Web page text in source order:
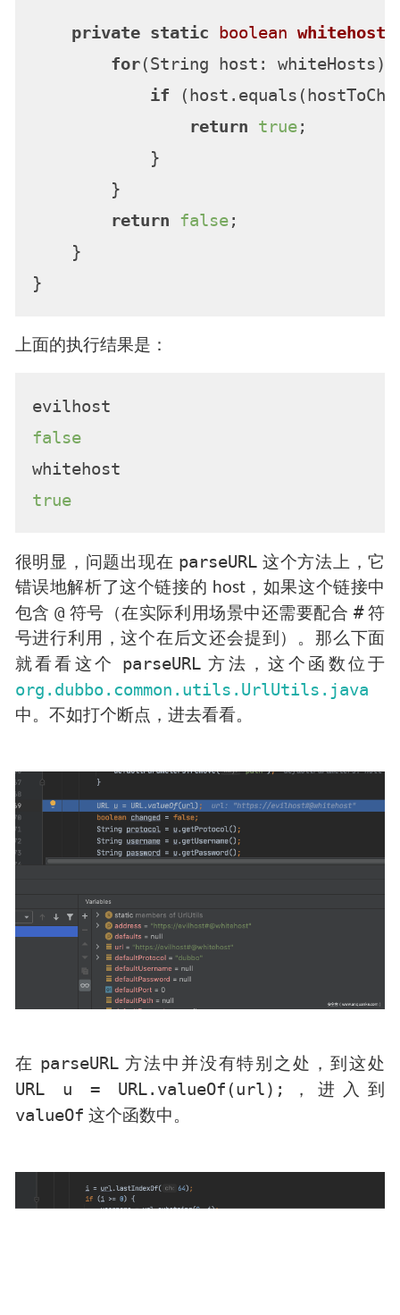
private static boolean
for(String host: whiteHosts)
if
return true;
            }
        }
return false;
    }
上面的执行结果是：
false
true
很明显，问题出现在 parseURL 这个方法上，它
错误地解析了这个链接的 host，如果这个链接中
包含@ 符号（在实际利用场景中还需要配合 #符
号进行利用，这个在后文还会提到）。那么下面
就看看这个 parseURL方法，这个函数位于
org.dubbo.common.utils.UrlUtils.java
中。不如打个断点，进去看看。
在 parseURL方法中并没有特别之处，到这处
URL u = URL.valueOf(url); ，进入到
valueOf 这个函数中。